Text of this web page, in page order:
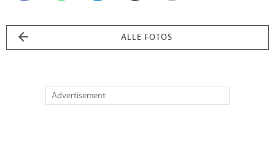
ALLE FOTOS
Advertisement